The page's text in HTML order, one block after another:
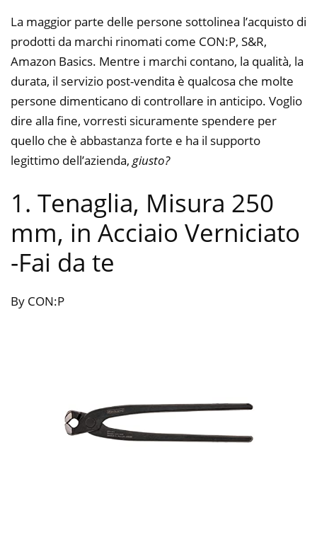
La maggior parte delle persone sottolinea l’acquisto di
prodotti da marchi rinomati come CON:P, S&R,
Amazon Basics. Mentre i marchi contano, la qualità, la
durata, il servizio post-vendita è qualcosa che molte
persone dimenticano di controllare in anticipo. Voglio
dire alla fine, vorresti sicuramente spendere per
quello che è abbastanza forte e ha il supporto
legittimo dell’azienda, giusto?
1. Tenaglia, Misura 250
mm, in Acciaio Verniciato
-Fai da te
By CON:P